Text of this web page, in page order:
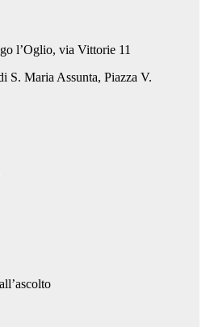
l’Oglio, via Vittorie 11
S. Maria Assunta, Piazza V.